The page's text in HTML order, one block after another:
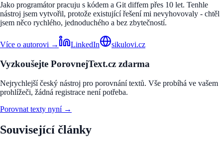
Jako programátor pracuju s kódem a Git diffem přes 10 let. Tenhle
nástroj jsem vytvořil, protože existující řešení mi nevyhovovaly - chtěl
jsem něco rychlého, jednoduchého a bez zbytečností.
Více o autorovi → LinkedIn sikulovi.cz
Vyzkoušejte PorovnejText.cz zdarma
Nejrychlejší český nástroj pro porovnání textů. Vše probíhá ve vašem
prohlížeči, žádná registrace není potřeba.
Porovnat texty nyní →
Související články